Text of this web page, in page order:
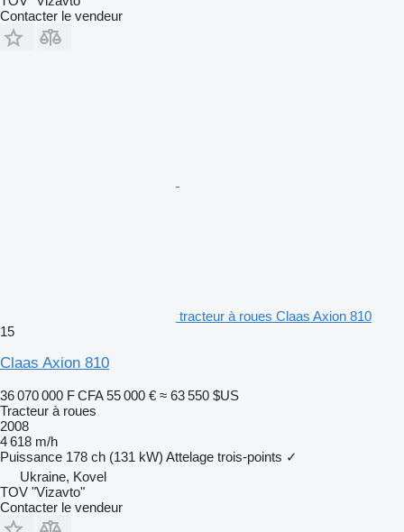
Contacter le vendeur
tracteur à roues Claas Axion 810
15
Claas Axion 810
36 070 000 F CFA 55 000 € ≈ 63 550 $US
Tracteur à roues
2008
4 618 m/h
Puissance 178 ch (131 kW) Attelage trois-points ✓
Ukraine, Kovel
TOV "Vizavto"
Contacter le vendeur